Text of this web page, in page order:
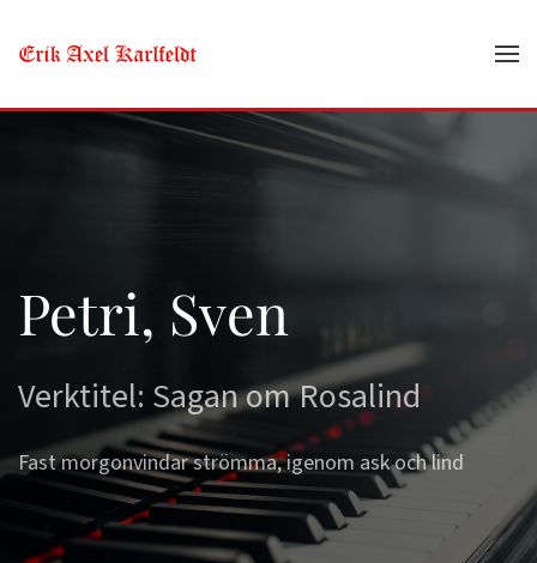
Skip to main content
Petri, Sven
Verktitel: Sagan om Rosalind
Fast morgonvindar strömma, igenom ask och lind